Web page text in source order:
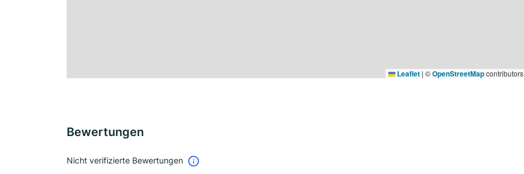
Leaflet | ©OpenStreetMapcontributors
Bewertungen
Nicht verifizierte Bewertungen